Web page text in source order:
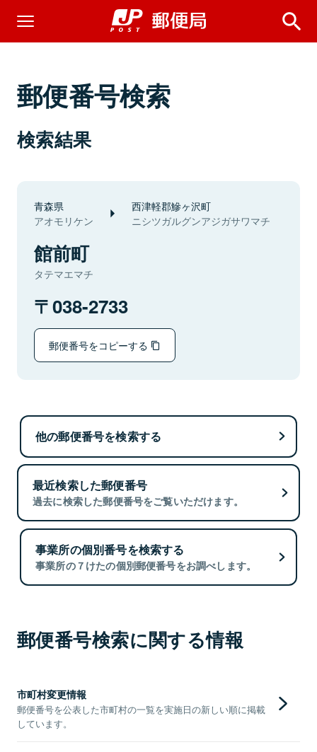
郵便番号検索
検索結果
青森県
アオモリケン
西津軽郡鰺ヶ沢町
ニシツガルグンアジガサワマチ
館前町
タテマエマチ
038-2733
郵便番号をコピーする
他の郵便番号を検索する
最近検索した郵便番号
過去に検索した郵便番号をご覧いただけます。
事業所の個別番号を検索する
事業所の７けたの個別郵便番号をお調べします。
郵便番号検索に関する情報
市町村変更情報
郵便番号を公表した市町村の一覧を実施日の新しい順に掲載
しています。